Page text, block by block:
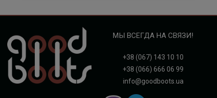
МЫ ВСЕГДА НА СВЯЗИ!
+38 (067) 143 10 10
+38 (066) 666 06 99
info@goodboots.ua